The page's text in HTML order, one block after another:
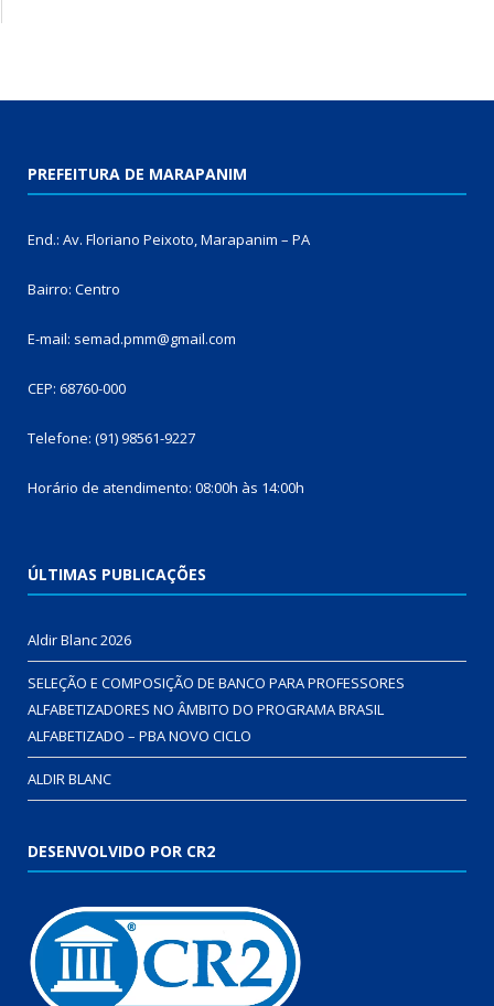
PREFEITURA DE MARAPANIM
End.: Av. Floriano Peixoto, Marapanim – PA
Bairro: Centro
E-mail: semad.pmm@gmail.com
CEP: 68760-000
Telefone: (91) 98561-9227
Horário de atendimento: 08:00h às 14:00h
ÚLTIMAS PUBLICAÇÕES
Aldir Blanc 2026
SELEÇÃO E COMPOSIÇÃO DE BANCO PARA PROFESSORES
ALFABETIZADORES NO ÂMBITO DO PROGRAMA BRASIL
ALFABETIZADO – PBA NOVO CICLO
ALDIR BLANC
DESENVOLVIDO POR CR2